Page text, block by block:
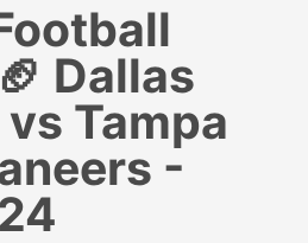
Dallas
Tampa
-